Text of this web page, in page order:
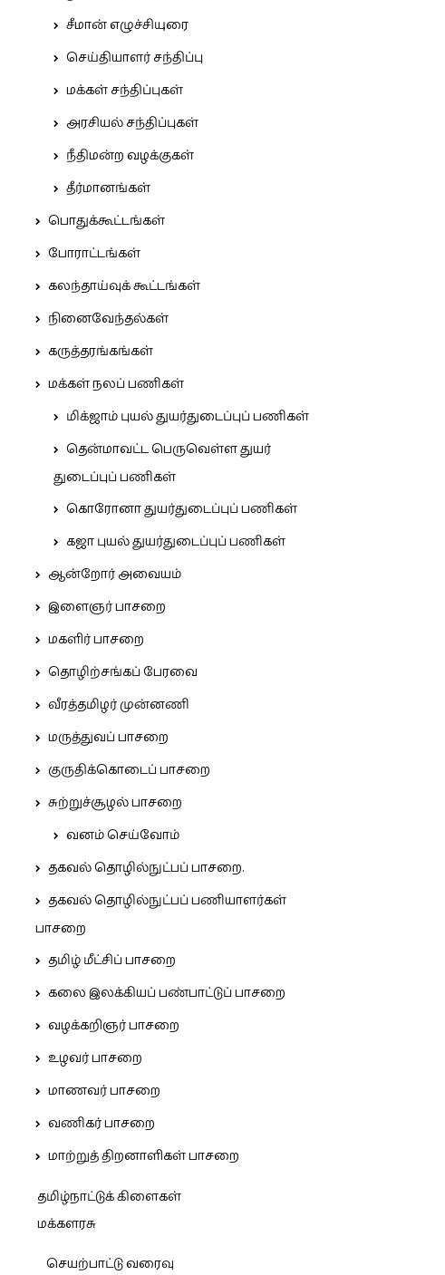
சீமான் எழுச்சியுரை
செய்தியாளர் சந்திப்பு
மக்கள் சந்திப்புகள்
அரசியல் சந்திப்புகள்
நீதிமன்ற வழக்குகள்
தீர்மானங்கள்
பொதுக்கூட்டங்கள்
போராட்டங்கள்
கலந்தாய்வுக் கூட்டங்கள்
நினைவேந்தல்கள்
கருத்தரங்கங்கள்
மக்கள் நலப் பணிகள்
மிக்ஜாம் புயல் துயர்துடைப்புப் பணிகள்
தென்மாவட்ட பெருவெள்ள துயர்
துடைப்புப் பணிகள்
கொரோனா துயர்துடைப்புப் பணிகள்
கஜா புயல் துயர்துடைப்புப் பணிகள்
ஆன்றோர் அவையம்
இளைஞர் பாசறை
மகளிர் பாசறை
தொழிற்சங்கப் பேரவை
வீரத்தமிழர் முன்னணி
மருத்துவப் பாசறை
குருதிக்கொடைப் பாசறை
சுற்றுச்சூழல் பாசறை
வனம் செய்வோம்
தகவல் தொழில்நுட்பப் பாசறை.
தகவல் தொழில்நுட்பப் பணியாளர்கள்
பாசறை
தமிழ் மீட்சிப் பாசறை
கலை இலக்கியப் பண்பாட்டுப் பாசறை
வழக்கறிஞர் பாசறை
உழவர் பாசறை
மாணவர் பாசறை
வணிகர் பாசறை
மாற்றுத் திறனாளிகள் பாசறை
தமிழ்நாட்டுக் கிளைகள்
மக்களரசு
செயற்பாட்டு வரைவு